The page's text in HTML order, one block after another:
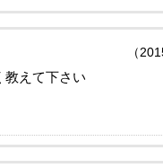
（
教えて下さい